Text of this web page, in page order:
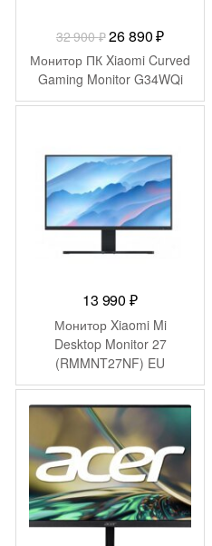
32 900₽Первоначальная
цена
составляла
32
26 890₽Текущая
цена:
26
890 ₽.
Монитор ПК Xiaomi Curved
Gaming Monitor G34WQi
13 990₽
Монитор Xiaomi Mi
Desktop Monitor 27
(RMMNT27NF) EU
BHR4975